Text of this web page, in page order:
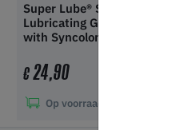
Super Lube® Silicone
Lubricating Grease
with Syncolon® (PTFE)
€24,90
Op voorraad: